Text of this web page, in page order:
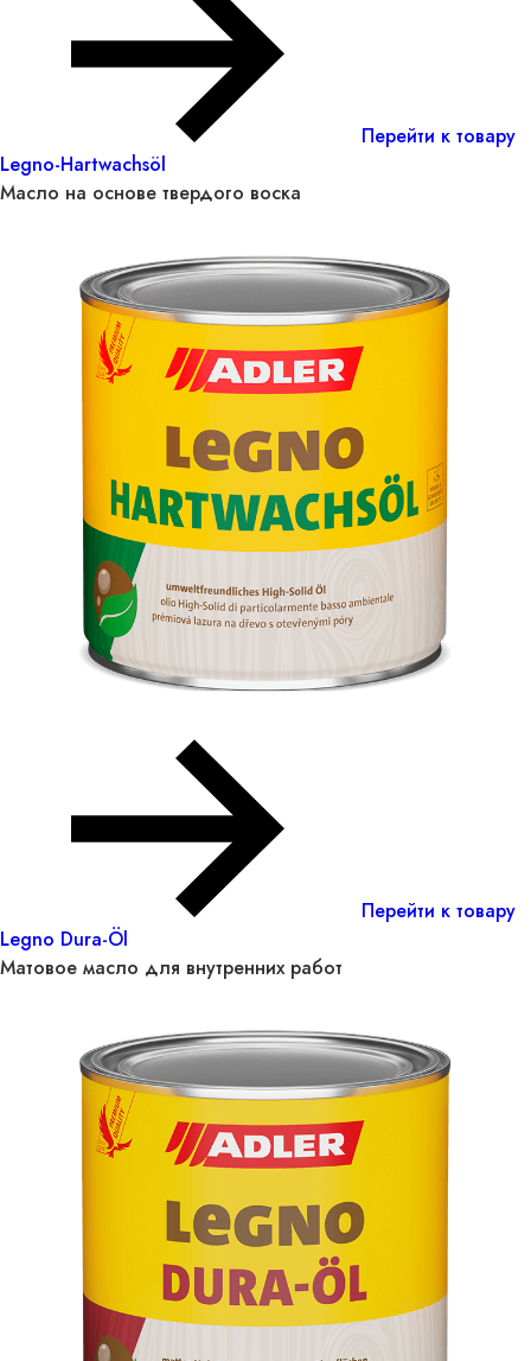
Перейти к товару
Legno-Hartwachsöl
Масло на основе твердого воска
Перейти к товару
Legno Dura-Öl
Матовое масло для внутренних работ